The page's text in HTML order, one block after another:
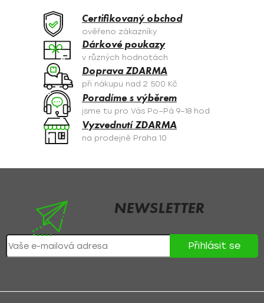
c
í
p
r
v
k
y
v
ý
p
s
Certifikovaný obchod
ověřeno zákazníky
Dárkové poukazy
v různých hodnotách
Doprava ZDARMA
při nákupu nad 2 500 Kč
Poradíme s výběrem
jsme tu pro Vás Po–Pá 9–18 hod.
Vyzvednutí ZDARMA
na prodejně Praha 10
NEWSLETTER
Přihlásit se